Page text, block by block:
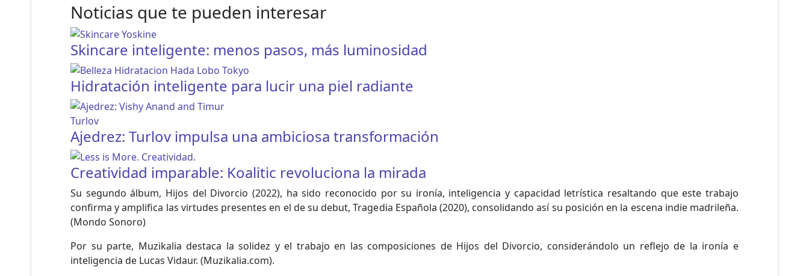
Noticias que te pueden interesar
Skincare inteligente: menos pasos, más luminosidad
Hidratación inteligente para lucir una piel radiante
Ajedrez: Turlov impulsa una ambiciosa transformación
Creatividad imparable: Koalitic revoluciona la mirada
Su segundo álbum, Hijos del Divorcio (2022), ha sido reconocido por su ironía, inteligencia y capacidad letrística resaltando que este trabajo
confirma y amplifica las virtudes presentes en el de su debut, Tragedia Española (2020), consolidando así su posición en la escena indie madrileña.
(Mondo Sonoro)
Por su parte, Muzikalia destaca la solidez y el trabajo en las composiciones de Hijos del Divorcio, considerándolo un reflejo de la ironía e
inteligencia de Lucas Vidaur. (Muzikalia.com).